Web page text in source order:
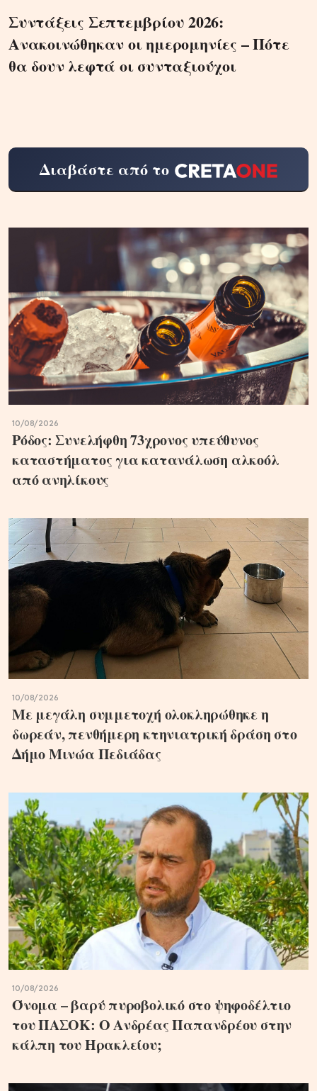
Συντάξεις Σεπτεμβρίου 2026:
Ανακοινώθηκαν οι ημερομηνίες – Πότε
θα δουν λεφτά οι συνταξιούχοι
Διαβάστε από το
10/08/2026
Ρόδος: Συνελήφθη 73χρονος υπεύθυνος
καταστήματος για κατανάλωση αλκοόλ
από ανηλίκους
10/08/2026
Με μεγάλη συμμετοχή ολοκληρώθηκε η
δωρεάν, πενθήμερη κτηνιατρική δράση στο
Δήμο Μινώα Πεδιάδας
10/08/2026
Όνομα – βαρύ πυροβολικό στο ψηφοδέλτιο
του ΠΑΣΟΚ: Ο Ανδρέας Παπανδρέου στην
κάλπη του Ηρακλείου;